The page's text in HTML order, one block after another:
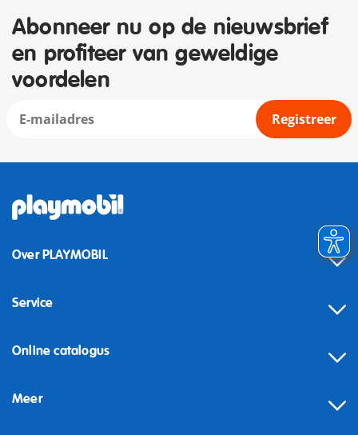
Abonneer nu op de nieuwsbrief
en profiteer van geweldige
voordelen
Registreer
Over PLAYMOBIL
Service
Online catalogus
Meer